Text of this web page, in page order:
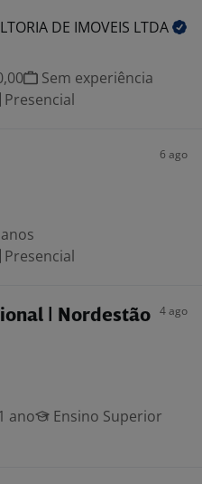
DE IMOVEIS LTDA
Sem experiência
Presencial
6 ago
Presencial
| Nordestão 4 ago
ano
Ensino Superior